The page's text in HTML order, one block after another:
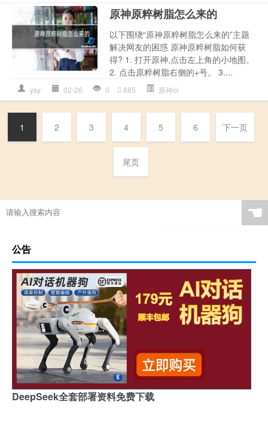
原神原粹树脂怎么来的
以下围绕“原神原粹树脂怎么来的”主题
解决网友的困惑 原神原粹树脂如何获
得? 1. 打开原神,点击左上角的小地图。
2. 点击原粹树脂右侧的+号。 3....
ysy 02-26 0 885 原神ol
1 2 3 4 5 6 下一页
尾页
☚
公告
DeepSeek全套部署资料免费下载